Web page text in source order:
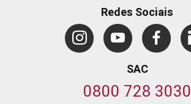
Redes Sociais
SAC
0800 728 3030